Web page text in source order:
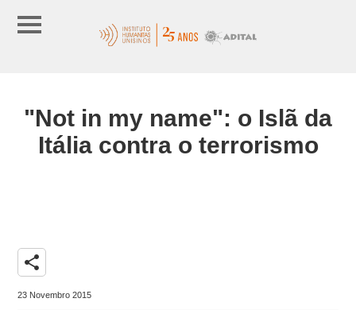
"Not in my name": o Islã da
Itália contra o terrorismo
share
23 Novembro 2015